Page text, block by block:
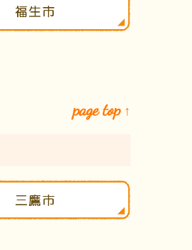
page top↑